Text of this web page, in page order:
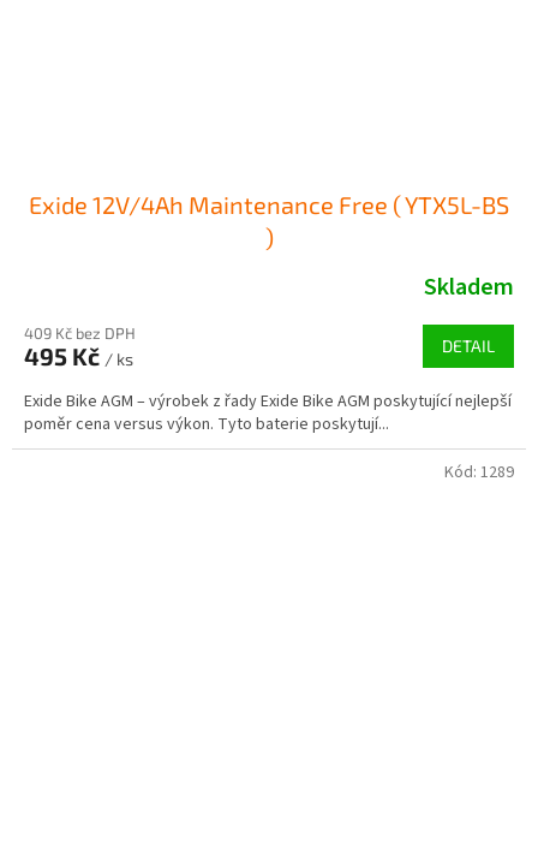
Exide 12V/4Ah Maintenance Free ( YTX5L-BS
)
Skladem
409 Kč bez DPH
495 Kč / ks
DETAIL
Exide Bike AGM – výrobek z řady Exide Bike AGM poskytující nejlepší
poměr cena versus výkon. Tyto baterie poskytují...
Kód: 1289